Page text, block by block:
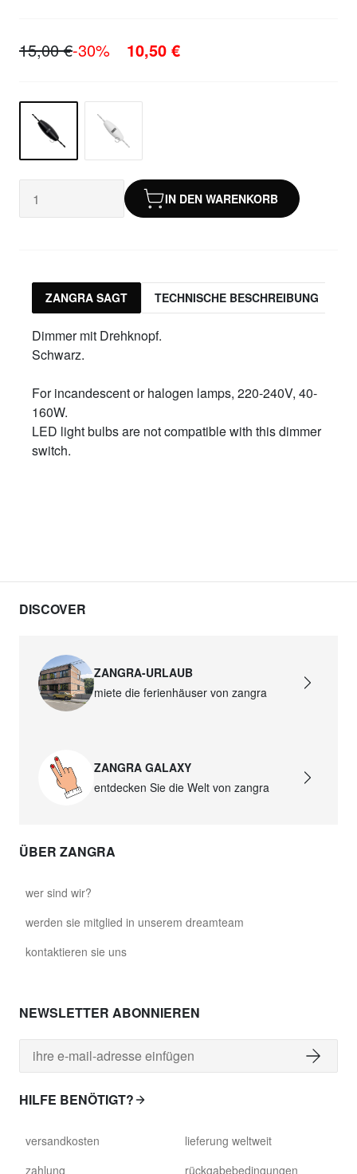
15,00 €-30% 10,50 €
IN DEN WARENKORB
ZANGRA SAGT TECHNISCHE BESCHREIBUNG
Dimmer mit Drehknopf.
Schwarz.
For incandescent or halogen lamps, 220-240V, 40-
160W.
LED light bulbs are not compatible with this dimmer
switch.
DISCOVER
ZANGRA-URLAUB
miete die ferienhäuser von zangra
ZANGRA GALAXY
entdecken Sie die Welt von zangra
ÜBER ZANGRA
wer sind wir?
werden sie mitglied in unserem dreamteam
kontaktieren sie uns
NEWSLETTER ABONNIEREN
HILFE BENÖTIGT?
versandkosten
zahlung
lieferung weltweit
rückgabebedingungen